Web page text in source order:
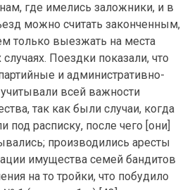
где имелись заложники, и в
можно считать законченным,
только выезжать на места
Поездки показали, что
и административно-
всей важности
так как были случаи, когда
под расписку, после чего [они]
производились аресты
имущества семей бандитов
на то тройки, что побудило